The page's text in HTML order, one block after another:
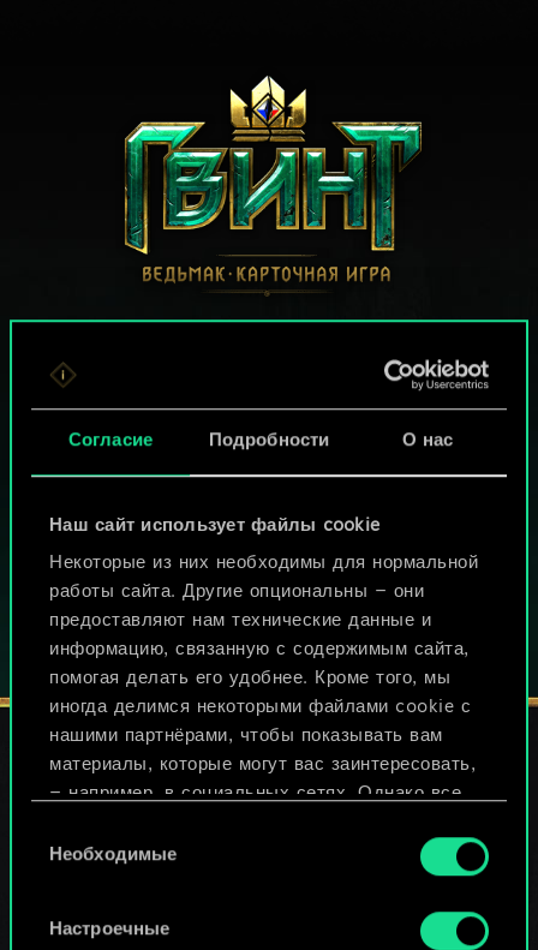
Согласие Подробности О нас
Наш сайт использует файлы cookie
Некоторые из них необходимы для нормальной
работы сайта. Другие опциональны — они
предоставляют нам технические данные и
информацию, связанную с содержимым сайта,
помогая делать его удобнее. Кроме того, мы
иногда делимся некоторыми файлами cookie с
нашими партнёрами, чтобы показывать вам
материалы, которые могут вас заинтересовать,
— например, в социальных сетях. Однако все
разрешения.
Найти подробную информацию о том, как мы
используем ваши файлы cookie, и изменить
согласия
Необходимые
Настроечные
МОЖЕТ ПАРТЕЕЧКУ В ГВИНТ?
ИГРАТЬ
БЕСПЛАТНО НА ПК
В этой игре есть встроенные покупки
ИГРАЙТЕ ТАКЖЕ НА: